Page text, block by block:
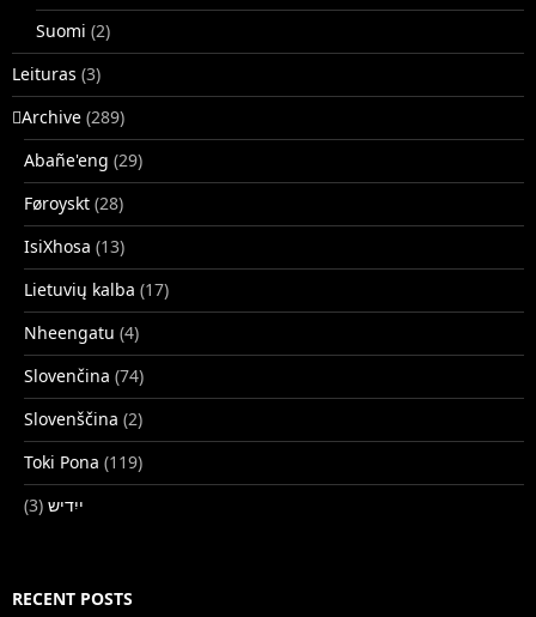
Suomi (2)
Leituras (3)
􏿽Archive (289)
Abañe'eng (29)
Føroyskt (28)
IsiXhosa (13)
Lietuvių kalba (17)
Nheengatu (4)
Slovenčina (74)
Slovenščina (2)
Toki Pona (119)
ייִדיש (3)
RECENT POSTS